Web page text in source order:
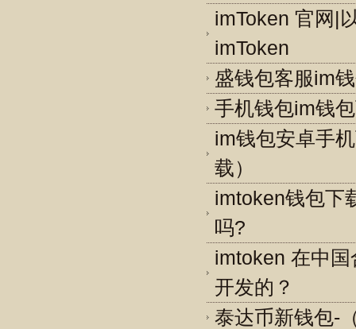
imToken 官网|
imToken
盛钱包客服im
手机钱包im钱
im钱包安卓手
载）
imtoken钱包下
吗?
imtoken 在中
开发的？
泰达币新钱包-